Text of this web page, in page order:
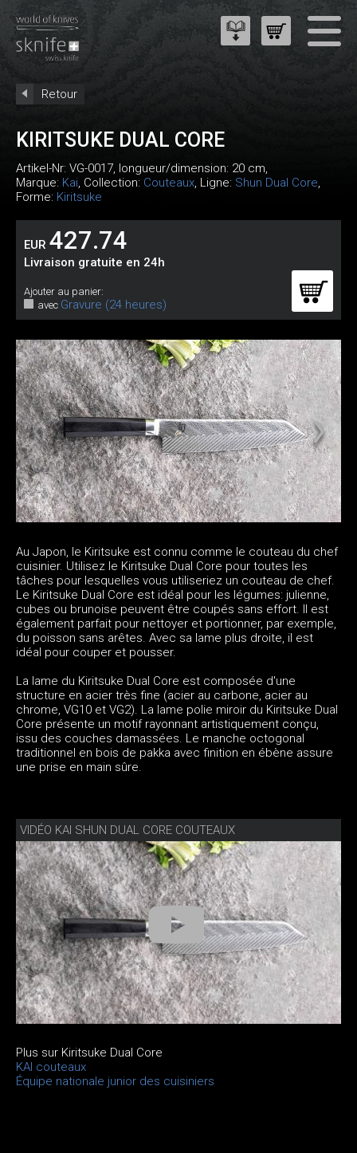
Retour
KIRITSUKE DUAL CORE
Artikel-Nr: VG-0017, longueur/dimension: 20 cm,
Marque: Kai, Collection: Couteaux, Ligne: Shun Dual Core,
Forme: Kiritsuke
EUR 427.74
Livraison gratuite en 24h
Ajouter au panier:
avec Gravure (24 heures)
Au Japon, le Kiritsuke est connu comme le couteau du chef
cuisinier. Utilisez le Kiritsuke Dual Core pour toutes les
tâches pour lesquelles vous utiliseriez un couteau de chef.
Le Kiritsuke Dual Core est idéal pour les légumes: julienne,
cubes ou brunoise peuvent être coupés sans effort. Il est
également parfait pour nettoyer et portionner, par exemple,
du poisson sans arêtes. Avec sa lame plus droite, il est
idéal pour couper et pousser.
La lame du Kiritsuke Dual Core est composée d'une
structure en acier très fine (acier au carbone, acier au
chrome, VG10 et VG2). La lame polie miroir du Kiritsuke Dual
Core présente un motif rayonnant artistiquement conçu,
issu des couches damassées. Le manche octogonal
traditionnel en bois de pakka avec finition en ébène assure
une prise en main sûre.
VIDÉO KAI SHUN DUAL CORE COUTEAUX
Plus sur Kiritsuke Dual Core
KAI couteaux
Équipe nationale junior des cuisiniers